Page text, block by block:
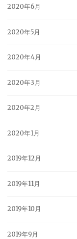
2020年6月
2020年5月
2020年4月
2020年3月
2020年2月
2020年1月
2019年12月
2019年11月
2019年10月
2019年9月